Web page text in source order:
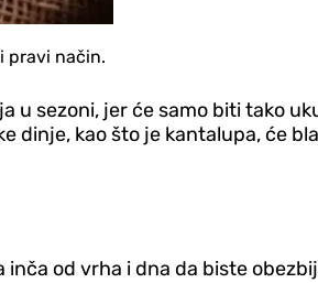
pravi način.
sezoni, jer će samo biti tako
dinje, kao što je kantalupa, će
od vrha i dna da biste